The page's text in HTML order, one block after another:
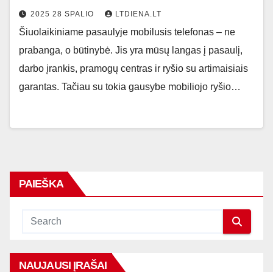
2025 28 SPALIO LTDIENA.LT
Šiuolaikiniame pasaulyje mobilusis telefonas – ne
prabanga, o būtinybė. Jis yra mūsų langas į pasaulį,
darbo įrankis, pramogų centras ir ryšio su artimaisiais
garantas. Tačiau su tokia gausybe mobiliojo ryšio…
PAIEŠKA
NAUJAUSI ĮRAŠAI